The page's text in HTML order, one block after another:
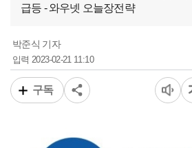
급등 - 와우넷 오늘장전략
박준식 기자
입력2023-02-21 11:10
구독